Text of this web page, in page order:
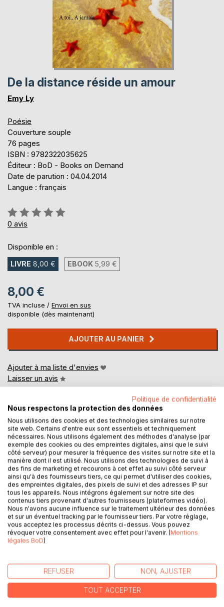
De la distance réside un amour
Emy Ly
Poésie
Couverture souple
76 pages
ISBN : 9782322035625
Éditeur : BoD - Books on Demand
Date de parution : 04.04.2014
Langue : français
Évaluation:
0%
0 avis
Disponible en :
LIVRE 8,00 € EBOOK 5,99 €
8,00 €
TVA incluse / Envoi en sus
disponible (dès maintenant)
AJOUTER AU PANIER
Ajouter à ma liste d'envies
Laisser un avis
DESCRIPTION
De la distance réside un amour.
Ce livre est un recueil de poèmes.
Se promenant de l'amour naissant; à la distance des
coeurs jusqu'à la séparation douloureuse de deux êtres qui
s'aiment.
AUTEUR(S)
Politique de confidentialité
Nous respectons la protection des données
Nous utilisons des cookies et des technologies similaires sur notre
site web. Certains d'entre eux sont essentiels et techniquement
nécessaires. Nous utilisons également des méthodes d'analyse (par
exemple des cookies ou des empreintes digitales, ainsi que le suivi
côté serveur) pour mesurer la fréquence des visites sur notre site et la
manière dont il est utilisé. Nous utilisons des technologies de suivi à
des fins de marketing et recourons à cet effet au suivi côté serveur
ainsi qu'à des fournisseurs tiers, ce qui permet d'utiliser des cookies,
des empreintes digitales, des pixels de suivi et des adresses IP sur
tous les appareils. Nous intégrons également sur notre site des
contenus tiers provenant d'autres fournisseurs (plateformes vidéo).
Nous n'avons aucune influence sur le traitement ultérieur des données
et sur un éventuel tracking par le fournisseur tiers. Par votre réglage,
vous acceptez les processus décrits ci-dessus. Vous pouvez
révoquer votre consentement avec effet pour l'avenir. (Mentions
légales BoD)
REFUSER NON, AJUSTER
TOUT ACCEPTER